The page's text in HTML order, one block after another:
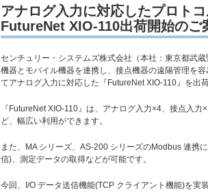
アナログ入力に対応したプロト
FutureNet XIO-110出荷開始のご
センチュリー・システムズ株式会社（本社：東京都武
機器とモバイル機器を連携し、接点機器の遠隔管理を
てアナログ入力に対応した『FutureNet XIO-110』を出
『FutureNet XIO-110』は、アナログ入力×4、接点入
ど、幅広い利用ができます。
また、MA シリーズ、AS-200 シリーズのModbus 連携
信)、測定データの取得などが可能です。
今回、I/O データ送信機能(TCP クライアント機能)を実